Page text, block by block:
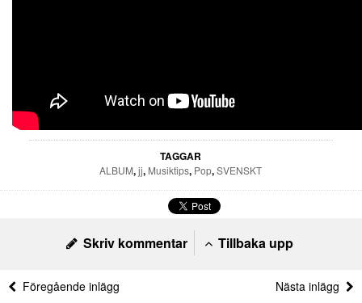
TAGGAR
ALBUM,jj, Musiktips, Pop,SVENSKT
Skriv kommentar Tillbaka upp
Föregående inlägg Nästa inlägg